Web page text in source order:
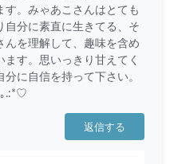
す。みゃあこさんはとても
自分に素直に生きてる、そ
んを理解して、趣味を含め
す。思いっきり甘えてく
に自信を持って下さい。
｡.:*♡
返信する